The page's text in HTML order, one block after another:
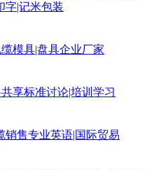
字|记米包装
模具|盘具企业厂家
享标准讨论|培训学习
销售专业英语|国际贸易